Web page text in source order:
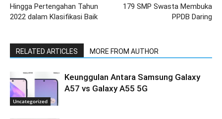
Hingga Pertengahan Tahun
2022 dalam Klasifikasi Baik
179 SMP Swasta Membuka
PPDB Daring
RELATED ARTICLES MORE FROM AUTHOR
Uncategorized
Keunggulan Antara Samsung Galaxy
A57 vs Galaxy A55 5G